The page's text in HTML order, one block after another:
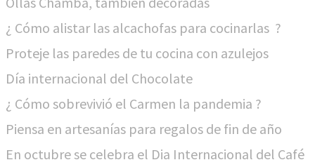
¿ Cómo alistar las alcachofas para cocinarlas ?​
Proteje las paredes de tu cocina con azulejos
Día internacional del Chocolate
¿ Cómo sobrevivió el Carmen la pandemia ?
Piensa en artesanías para regalos de fin de año
En octubre se celebra el Dia Internacional del Café ​